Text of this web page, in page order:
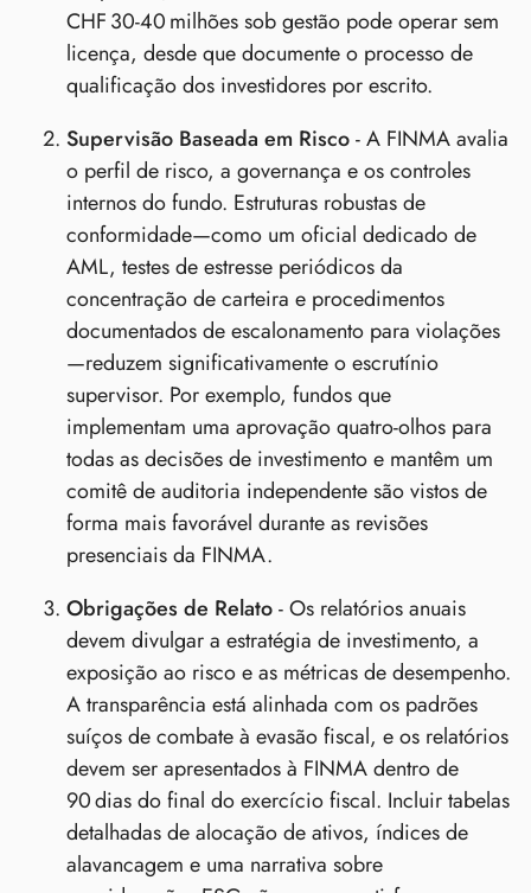
CHF 30‑40 milhões sob gestão pode operar sem
licença, desde que documente o processo de
qualificação dos investidores por escrito.
Supervisão Baseada em Risco- A FINMA avalia
o perfil de risco, a governança e os controles
internos do fundo. Estruturas robustas de
conformidade—como um oficial dedicado de
AML, testes de estresse periódicos da
concentração de carteira e procedimentos
documentados de escalonamento para violações
—reduzem significativamente o escrutínio
supervisor. Por exemplo, fundos que
implementam uma aprovação quatro‑olhos para
todas as decisões de investimento e mantêm um
comitê de auditoria independente são vistos de
forma mais favorável durante as revisões
presenciais da FINMA.
Obrigações de Relato- Os relatórios anuais
devem divulgar a estratégia de investimento, a
exposição ao risco e as métricas de desempenho.
A transparência está alinhada com os padrões
suíços de combate à evasão fiscal, e os relatórios
devem ser apresentados à FINMA dentro de
90 dias do final do exercício fiscal. Incluir tabelas
detalhadas de alocação de ativos, índices de
alavancagem e uma narrativa sobre